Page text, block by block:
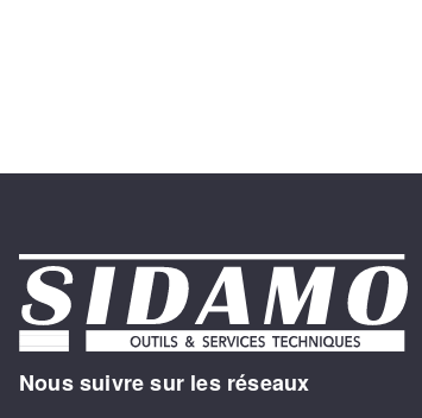
Nous suivre sur les réseaux